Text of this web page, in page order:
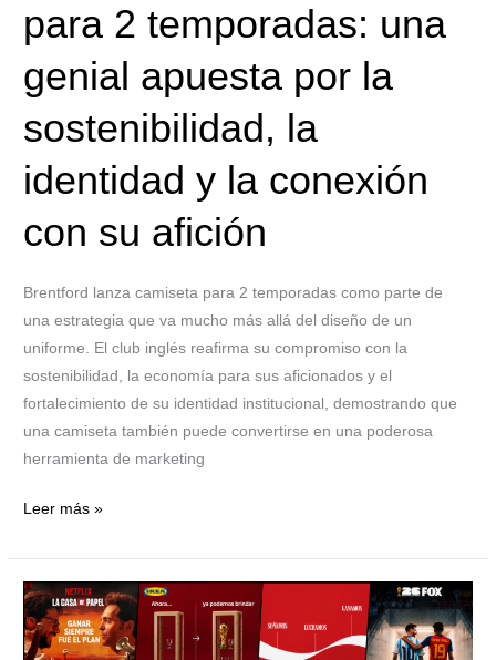
para 2 temporadas: una
genial apuesta por la
sostenibilidad, la
identidad y la conexión
con su afición
Brentford lanza camiseta para 2 temporadas como parte de
una estrategia que va mucho más allá del diseño de un
uniforme. El club inglés reafirma su compromiso con la
sostenibilidad, la economía para sus aficionados y el
fortalecimiento de su identidad institucional, demostrando que
una camiseta también puede convertirse en una poderosa
herramienta de marketing
la
identidad
y
conexión
su
Leer más »
Las
marcas
en